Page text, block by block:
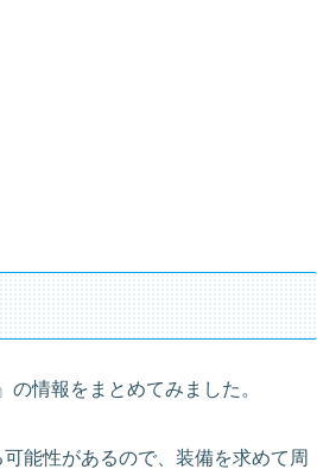
の情報をまとめてみました。
可能性があるので、装備を求めて周